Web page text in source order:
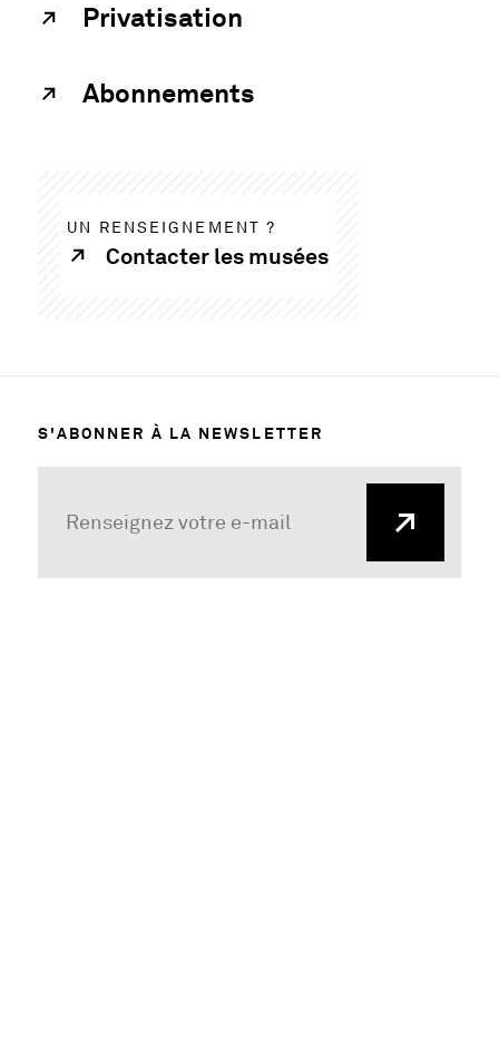
Privatisation
Abonnements
UN RENSEIGNEMENT ?
Contacter les musées
S'ABONNER À LA NEWSLETTER